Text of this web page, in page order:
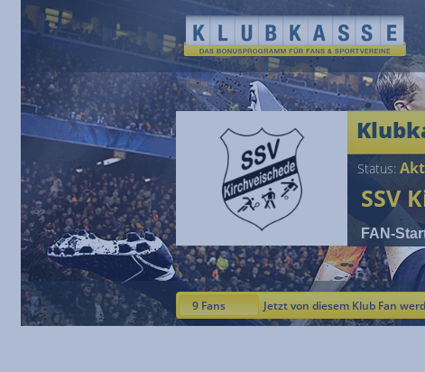
Status:
SSV
FAN-
9 Fans Jetzt von diesem Klub Fan